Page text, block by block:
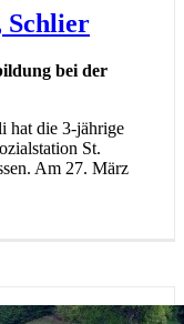
Schlier
bei der
hat die 3-jährige
St.
Am 27. März